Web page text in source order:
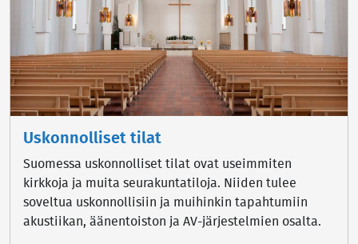
Uskonnolliset tilat
Suomessa uskonnolliset tilat ovat useimmiten
kirkkoja ja muita seurakuntatiloja. Niiden tulee
soveltua uskonnollisiin ja muihinkin tapahtumiin
akustiikan, äänentoiston ja AV-järjestelmien osalta.